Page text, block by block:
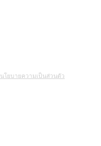
นโยบายความเป็นส่วนตัว